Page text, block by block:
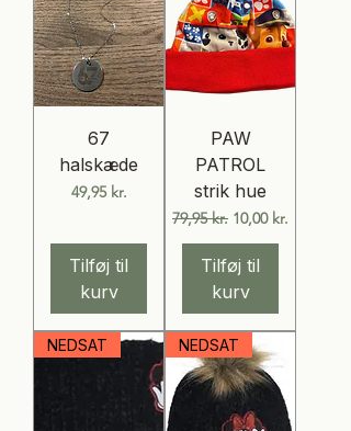
67
halskæde
Pris
49,95 kr.
Tilføj til
kurv
PAW
PATROL
strik hue
Regulær pris
79,95 kr. Salgspris
10,00 kr.
Tilføj til
kurv
NEDSAT NEDSAT